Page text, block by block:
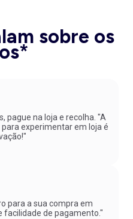
sobre os
na loja e recolha. "A
experimentar em loja é
para a sua compra em
e facilidade de pagamento."